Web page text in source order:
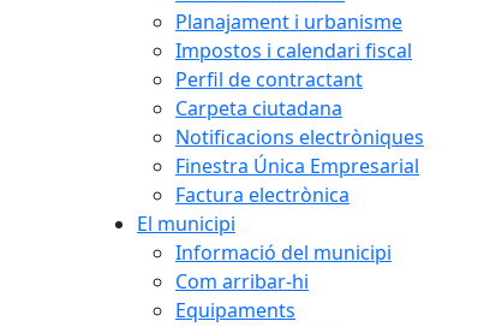
Planajament i urbanisme
Impostos i calendari fiscal
Perfil de contractant
Carpeta ciutadana
Notificacions electròniques
Finestra Única Empresarial
Factura electrònica
El municipi
Informació del municipi
Com arribar-hi
Equipaments